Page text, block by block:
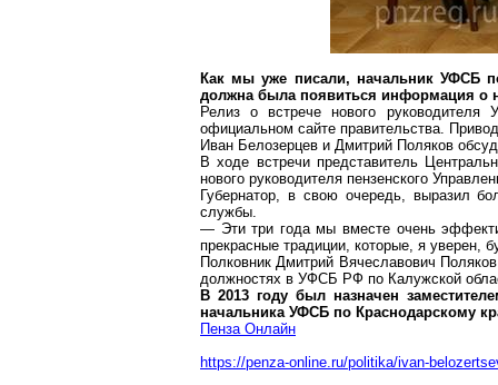
Как мы уже писали, начальник УФСБ
должна была появиться информация о
Релиз о встрече нового
официальном сайте правительства.
Иван Белозерцев и Дмитрий Поляков
В ходе встречи представитель
нового руководителя пензенского
Губернатор, в свою очередь, выразил
службы.
— Эти три года мы вместе очень
прекрасные традиции, которые, я уверен,
Полковник Дмитрий Вячеславович
должностях в УФСБ РФ по Калужской
В 2013 году был назначен
начальника УФСБ по Краснодарскому
Пенза Онлайн
https://penza-online.ru/politika/ivan-